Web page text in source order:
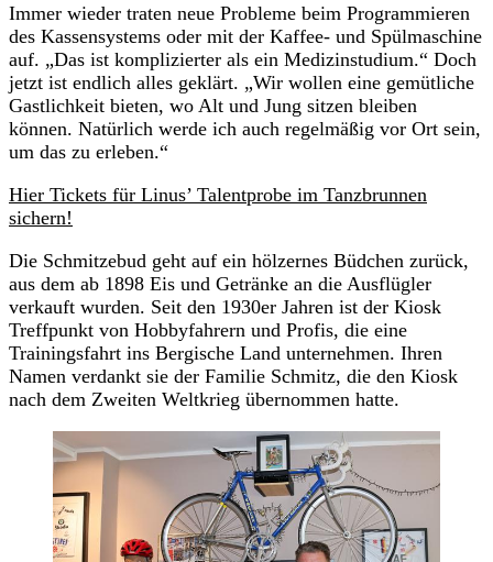
Immer wieder traten neue Probleme beim Programmieren
des Kassensystems oder mit der Kaffee- und Spülmaschine
auf. „Das ist komplizierter als ein Medizinstudium.“ Doch
jetzt ist endlich alles geklärt. „Wir wollen eine gemütliche
Gastlichkeit bieten, wo Alt und Jung sitzen bleiben
können. Natürlich werde ich auch regelmäßig vor Ort sein,
um das zu erleben.“
Hier Tickets für Linus’ Talentprobe im Tanzbrunnen
sichern!
Die Schmitzebud geht auf ein hölzernes Büdchen zurück,
aus dem ab 1898 Eis und Getränke an die Ausflügler
verkauft wurden. Seit den 1930er Jahren ist der Kiosk
Treffpunkt von Hobbyfahrern und Profis, die eine
Trainingsfahrt ins Bergische Land unternehmen. Ihren
Namen verdankt sie der Familie Schmitz, die den Kiosk
nach dem Zweiten Weltkrieg übernommen hatte.